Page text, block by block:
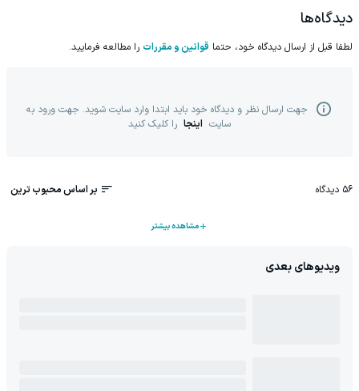
دیدگاه‌ها
لطفا قبل از ارسال دیدگاه خود، حتما قوانین و مقررات را مطالعه فرمایید.
جهت ارسال نظر و دیدگاه خود باید ابتدا وارد سایت شوید. جهت ورود به
سایت اینجا را کلیک کنید
56 دیدگاه بر اساس محبوب ترین
مشاهده بیشتر
ویدیوهای بعدی